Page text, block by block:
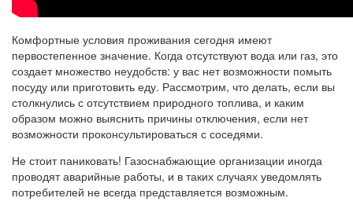
Комфортные условия проживания сегодня имеют
первостепенное значение. Когда отсутствуют вода или газ, это
создает множество неудобств: у вас нет возможности помыть
посуду или приготовить еду. Рассмотрим, что делать, если вы
столкнулись с отсутствием природного топлива, и каким
образом можно выяснить причины отключения, если нет
возможности проконсультироваться с соседями.
Не стоит паниковать! Газоснабжающие организации иногда
проводят аварийные работы, и в таких случаях уведомлять
потребителей не всегда представляется возможным.